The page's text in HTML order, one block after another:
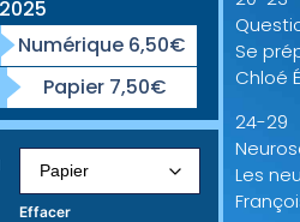
Numérique 6,50€
Papier 7,50€
Effacer
Se
Chloé
24-29
Les